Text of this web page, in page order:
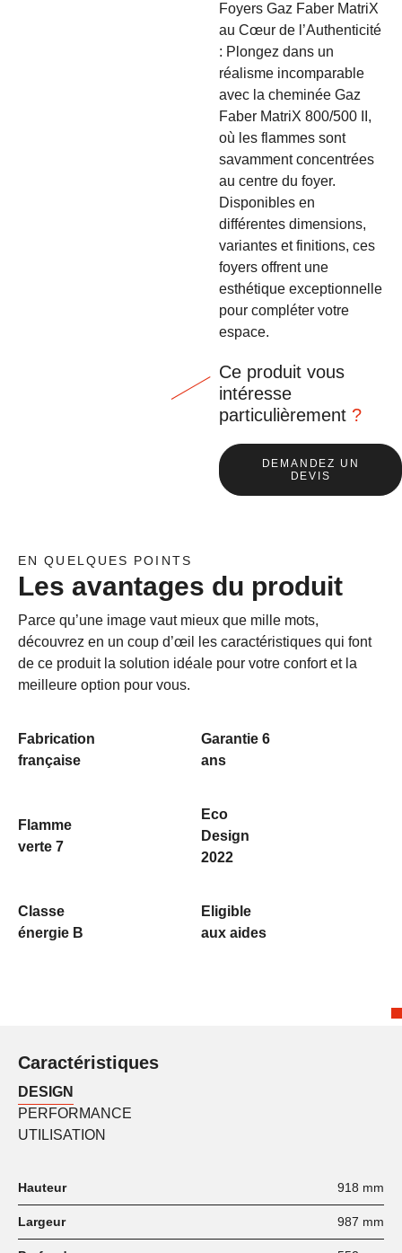
Foyers Gaz Faber MatriX
au Cœur de l’Authenticité
: Plongez dans un
réalisme incomparable
avec la cheminée Gaz
Faber MatriX 800/500 II,
où les flammes sont
savamment concentrées
au centre du foyer.
Disponibles en
différentes dimensions,
variantes et finitions, ces
foyers offrent une
esthétique exceptionnelle
pour compléter votre
espace.
Ce produit vous
intéresse
particulièrement ?
DEMANDEZ UN
DEVIS
EN QUELQUES POINTS
Les avantages du produit
Parce qu’une image vaut mieux que mille mots,
découvrez en un coup d’œil les caractéristiques qui font
de ce produit la solution idéale pour votre confort et la
meilleure option pour vous.
Fabrication
française
Garantie 6
ans
Flamme
verte 7
Eco
Design
2022
Classe
énergie B
Eligible
aux aides
Caractéristiques
DESIGN
PERFORMANCE
UTILISATION
Hauteur 918 mm
Largeur 987 mm